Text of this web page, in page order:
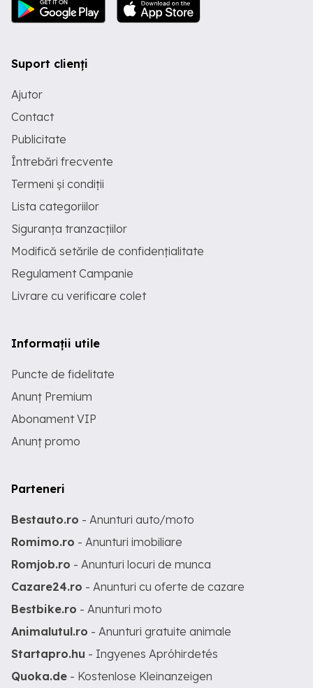
Suport clienți
Ajutor
Contact
Publicitate
Întrebări frecvente
Termeni și condiții
Lista categoriilor
Siguranța tranzacțiilor
Modifică setările de confidențialitate
Regulament Campanie
Livrare cu verificare colet
Informații utile
Puncte de fidelitate
Anunț Premium
Abonament VIP
Anunț promo
Parteneri
Bestauto.ro - Anunturi auto/moto
Romimo.ro - Anunturi imobiliare
Romjob.ro - Anunturi locuri de munca
Cazare24.ro - Anunturi cu oferte de cazare
Bestbike.ro - Anunturi moto
Animalutul.ro - Anunturi gratuite animale
Startapro.hu - Ingyenes Apróhirdetés
Quoka.de - Kostenlose Kleinanzeigen